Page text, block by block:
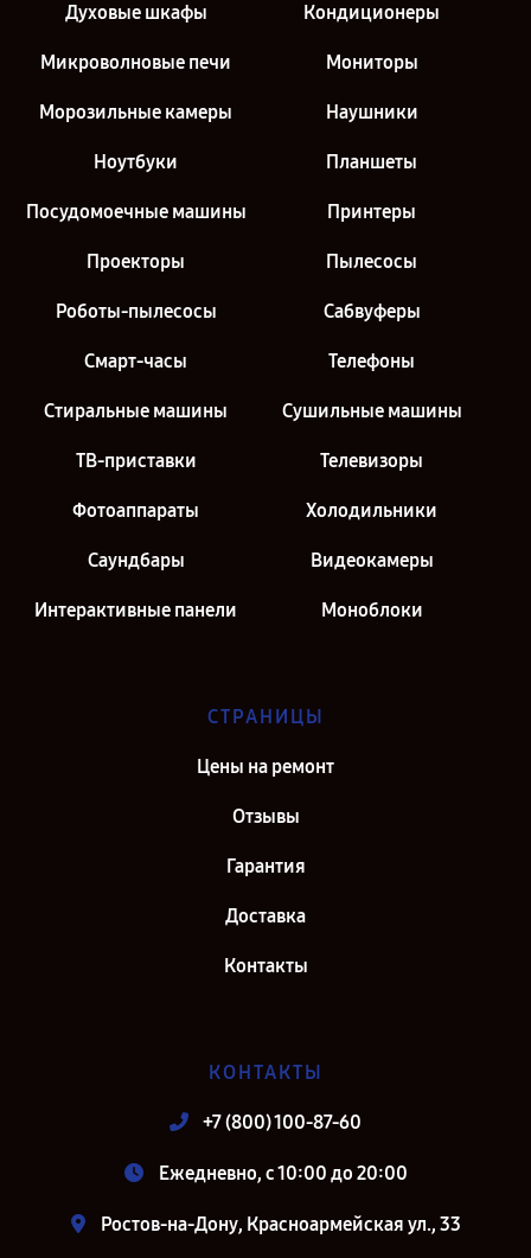
Духовые шкафы Кондиционеры
Микроволновые печи Мониторы
Морозильные камеры Наушники
Ноутбуки Планшеты
Посудомоечные машины Принтеры
Проекторы Пылесосы
Роботы-пылесосы Сабвуферы
Смарт-часы Телефоны
Стиральные машины Сушильные машины
ТВ-приставки Телевизоры
Фотоаппараты Холодильники
Саундбары Видеокамеры
Интерактивные панели Моноблоки
СТРАНИЦЫ
Цены на ремонт
Отзывы
Гарантия
Доставка
Контакты
КОНТАКТЫ
+7 (800) 100-87-60
Ежедневно, с 10:00 до 20:00
Ростов-на-Дону, Красноармейская ул., 33